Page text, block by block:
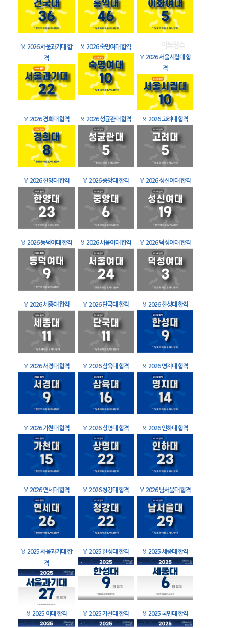
🏅 2026 서울과기대 합
격
🏅 2026 숙명여대 합격
🏅 2026 서울시립대 합
격
🏅 2026 경희대 합격 🏅 2026 성균관대 합격 🏅 2026 고려대 합격
🏅 2026 한양대 합격 🏅 2026 중앙대 합격 🏅 2026 성신여대 합격
🏅 2026 동덕여대 합격 🏅 2026 서울여대 합격 🏅 2026 덕성여대 합격
🏅 2026 세종대 합격 🏅 2026 단국대 합격 🏅 2026 한성대 합격
🏅 2026 서경대 합격 🏅 2026 삼육대 합격 🏅 2026 명지대 합격
🏅 2026 가천대 합격 🏅 2026 상명대 합격 🏅 2026 인하대 합격
🏅 2026 연세대 합격 🏅 2026 청강대 합격 🏅 2026 남서울대 합격
🏅 2025 서울과기대 합
격
🏅 2025 한성대 합격 🏅 2025 세종대 합격
🏅 2025 이대 합격 🏅 2025 가천대 합격 🏅 2025 국민대 합격